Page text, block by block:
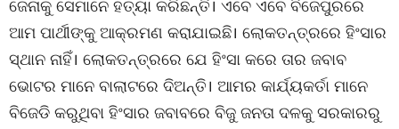
ଜେନାକୁ ସେମାନେ ହତ୍ୟା କରିଛନ୍ତି। ଏବେ ଏବେ ବିଜେପୁରରେ
ଆମ ପାର୍ଥୀଙ୍କୁ ଆକ୍ରମଣ କରାଯାଇଛି। ଲୋକତନ୍ତ୍ରରେ ହିଂସାର
ସ୍ଥାନ ନାହିଁ। ଲୋକତନ୍ତ୍ରରେ ଯେ ହିଂସା କରେ ତାର ଜବାବ
ଭୋଟର ମାନେ ବାଲାଟରେ ଦିଅନ୍ତି। ଆମର କାର୍ଯ୍ୟକର୍ତା ମାନେ
ବିଜେଡି କରୁଥିବା ହିଂସାର ଜବାବରେ ବିଜୁ ଜନତା ଦଳକୁ ସରକାରରୁ